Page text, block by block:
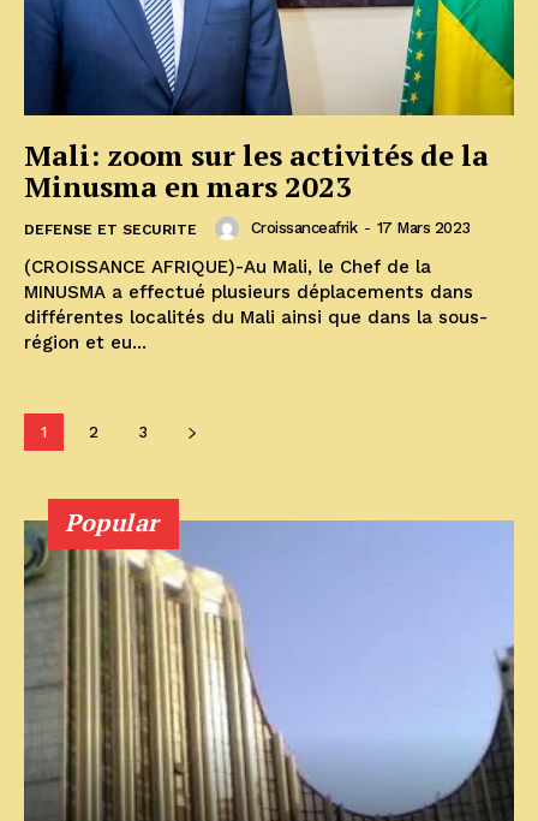
Mali: zoom sur les activités de la
Minusma en mars 2023
DEFENSE ET SECURITE Croissanceafrik - 17 Mars 2023
(CROISSANCE AFRIQUE)-Au Mali, le Chef de la
MINUSMA a effectué plusieurs déplacements dans
différentes localités du Mali ainsi que dans la sous-
région et eu...
1 2 3
Popular